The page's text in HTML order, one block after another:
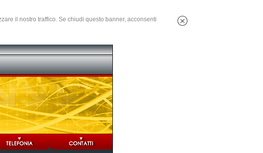
il nostro traffico. Se chiudi questo banner, acconsenti